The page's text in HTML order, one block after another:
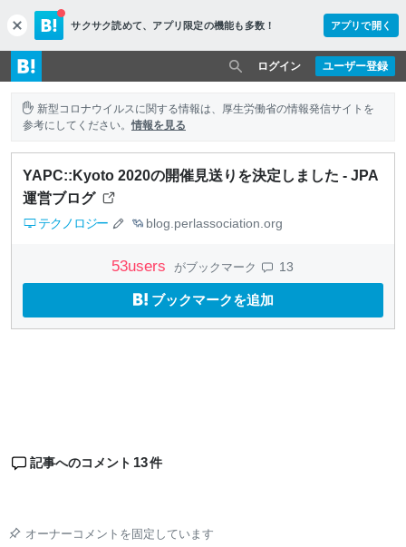
c
l
o
s
e
サクサク読めて、 アプリ限定の機能も多数！ アプリで開く
ユーザー登録
ログイン
新型コロナウイルスに関する情報は、厚生労働省の情報発信サイトを
参考にしてください。情報を見る
YAPC::Kyoto 2020の開催見送りを決定しました - JPA
運営ブログ
テクノロジー blog.perlassociation.org
53users がブックマーク 13
ブックマークを追加
記事へのコメント 13件
オーナーコメントを固定しています